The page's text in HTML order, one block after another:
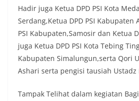
Hadir juga Ketua DPD PSI Kota
Serdang,Ketua DPD PSI Kabupaten
PSI Kabupaten,Samosir dan Ketua
juga Ketua DPD PSI Kota Tebing
Kabupaten Simalungun,serta Qori
Ashari serta pengisi tausiah
Tampak Telihat dalam kegiatan